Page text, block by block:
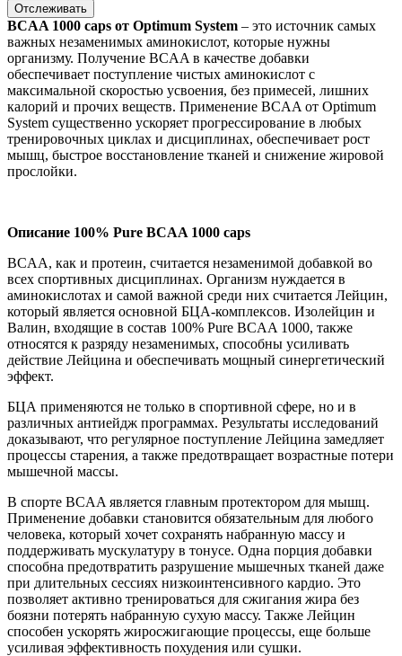
Отслеживать
BCAA 1000 caps от Optimum System – это источник самых
важных незаменимых аминокислот, которые нужны
организму. Получение BCAA в качестве добавки
обеспечивает поступление чистых аминокислот с
максимальной скоростью усвоения, без примесей, лишних
калорий и прочих веществ. Применение BCAA от Optimum
System существенно ускоряет прогрессирование в любых
тренировочных циклах и дисциплинах, обеспечивает рост
мышц, быстрое восстановление тканей и снижение жировой
прослойки.
Описание 100% Pure BCAA 1000 caps
BCAA, как и протеин, считается незаменимой добавкой во
всех спортивных дисциплинах. Организм нуждается в
аминокислотах и самой важной среди них считается Лейцин,
который является основной БЦА-комплексов. Изолейцин и
Валин, входящие в состав 100% Pure BCAA 1000, также
относятся к разряду незаменимых, способны усиливать
действие Лейцина и обеспечивать мощный синергетический
эффект.
БЦА применяются не только в спортивной сфере, но и в
различных антиейдж программах. Результаты исследований
доказывают, что регулярное поступление Лейцина замедляет
процессы старения, а также предотвращает возрастные потери
мышечной массы.
В спорте BCAA является главным протектором для мышц.
Применение добавки становится обязательным для любого
человека, который хочет сохранять набранную массу и
поддерживать мускулатуру в тонусе. Одна порция добавки
способна предотвратить разрушение мышечных тканей даже
при длительных сессиях низкоинтенсивного кардио. Это
позволяет активно тренироваться для сжигания жира без
боязни потерять набранную сухую массу. Также Лейцин
способен ускорять жиросжигающие процессы, еще больше
усиливая эффективность похудения или сушки.